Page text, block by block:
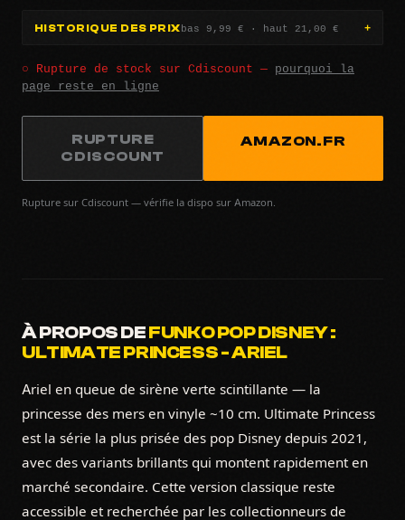
HISTORIQUE DES PRIXbas 9,99 € · haut 21,00 €
○ Rupture de stock sur Cdiscount — pourquoi la
page reste en ligne
RUPTURE
CDISCOUNT
AMAZON.FR
Rupture sur Cdiscount — vérifie la dispo sur Amazon.
À PROPOS DEFUNKO POP DISNEY :
ULTIMATE PRINCESS - ARIEL
Ariel en queue de sirène verte scintillante — la
princesse des mers en vinyle ~10 cm. Ultimate Princess
est la série la plus prisée des pop Disney depuis 2021,
avec des variants brillants qui montent rapidement en
marché secondaire. Cette version classique reste
accessible et recherchée par les collectionneurs de